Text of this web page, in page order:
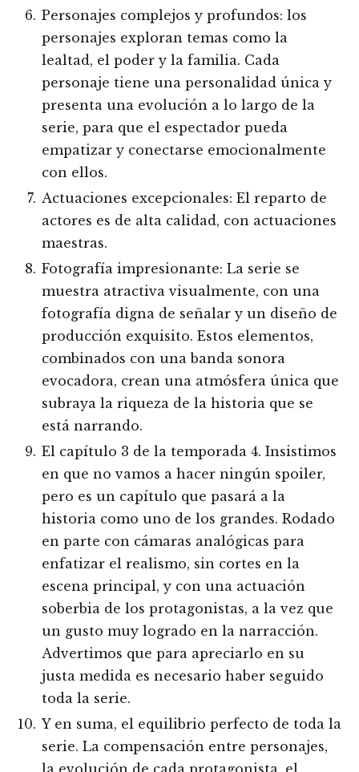
Personajes complejos y profundos: los
personajes exploran temas como la
lealtad, el poder y la familia. Cada
personaje tiene una personalidad única y
presenta una evolución a lo largo de la
serie, para que el espectador pueda
empatizar y conectarse emocionalmente
con ellos.
Actuaciones excepcionales: El reparto de
actores es de alta calidad, con actuaciones
maestras.
Fotografía impresionante: La serie se
muestra atractiva visualmente, con una
fotografía digna de señalar y un diseño de
producción exquisito. Estos elementos,
combinados con una banda sonora
evocadora, crean una atmósfera única que
subraya la riqueza de la historia que se
está narrando.
El capítulo 3 de la temporada 4. Insistimos
en que no vamos a hacer ningún spoiler,
pero es un capítulo que pasará a la
historia como uno de los grandes. Rodado
en parte con cámaras analógicas para
enfatizar el realismo, sin cortes en la
escena principal, y con una actuación
soberbia de los protagonistas, a la vez que
un gusto muy logrado en la narracción.
Advertimos que para apreciarlo en su
justa medida es necesario haber seguido
toda la serie.
Y en suma, el equilibrio perfecto de toda la
serie. La compensación entre personajes,
la evolución de cada protagonista, el